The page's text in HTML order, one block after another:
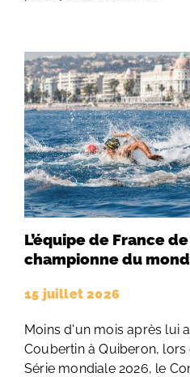
L’équipe de France
championne du
15 juillet 2026
Moins d'un mois après lui
Coubertin à Quiberon, lors
Série mondiale 2026, le